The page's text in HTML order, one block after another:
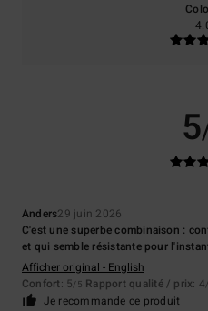
5
Anders29 juin 2026
C'est une superbe combinaison :
et qui semble résistante pour
Afficher original - English
Confort: 5/5 Rapport qualité / prix: 4
Je recommande ce produit